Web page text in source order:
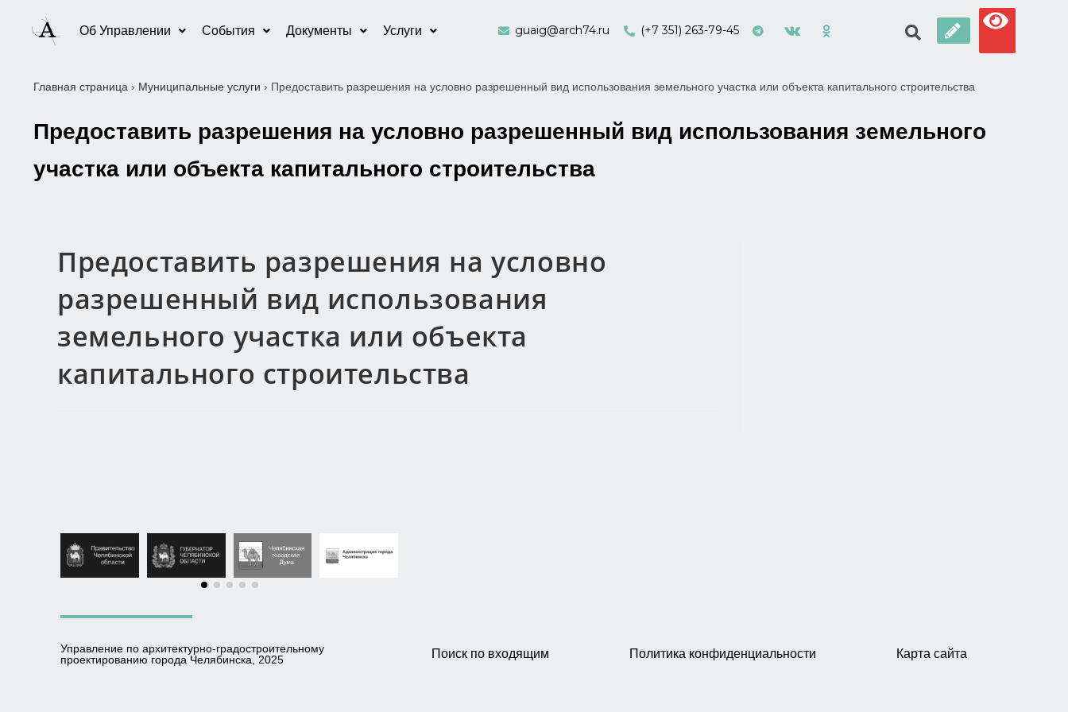
Об Управлении События Документы Услуги guaig@arch74.ru (+7 351) 263-79-45
Главная страница › Муниципальные услуги › Предоставить разрешения на условно разрешенный вид использования земельного участка или объекта капитального строительства
Предоставить разрешения на условно разрешенный вид использования земельного
участка или объекта капитального строительства
Предоставить разрешения на условно
разрешенный вид использования
земельного участка или объекта
капитального строительства
Управление по архитектурно-градостроительному
проектированию города Челябинска, 2025
Поиск по входящим Политика конфиденциальности Карта сайта